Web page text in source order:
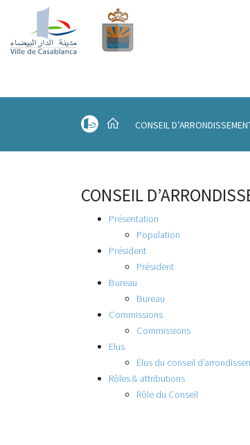
CONSEIL
CONSEIL
Présentation
Population
Président
Président
Bureau
Bureau
Commissions
Commissions
Elus
Élus du conseil
Rôles & attributions
Rôle du Conseil